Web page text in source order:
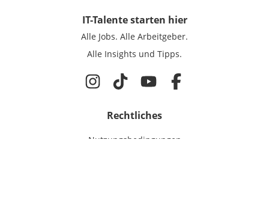
IT-Talentestarten hier
Alle Jobs. Alle Arbeitgeber.
Alle Insights und Tipps.
Rechtliches
Nutzungsbedingungen